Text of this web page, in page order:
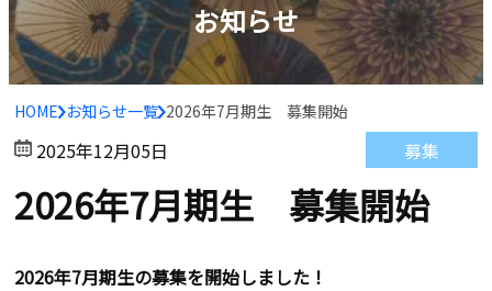
お知らせ
HOME お知らせ一覧 2026年7月期生 募集開始
2025年12月05日
2026年7月期生 募集開始
募集
2026年7月期生の募集を開始しました！